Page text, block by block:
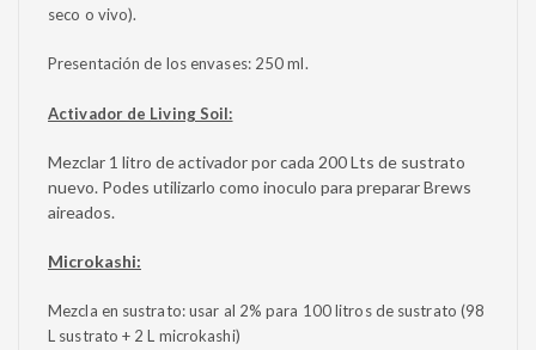
seco o vivo).
Presentación de los envases: 250 ml.
Activador de Living Soil:
Mezclar 1 litro de activador por cada 200 Lts de sustrato
nuevo. Podes utilizarlo como inoculo para preparar Brews
aireados.
Microkashi:
Mezcla en sustrato:usar al 2% para 100 litros de sustrato (98
L sustrato + 2 L microkashi)